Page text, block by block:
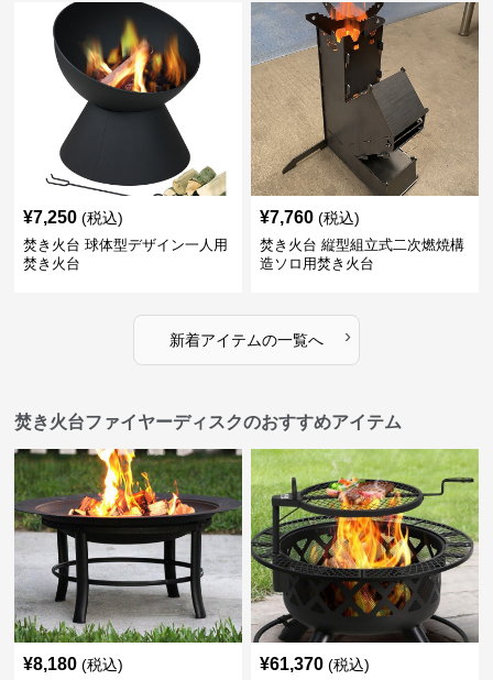
¥7,250 (税込)
焚き火台 球体型デザイン一人用
焚き火台
¥7,760 (税込)
焚き火台 縦型組立式二次燃焼構
造ソロ用焚き火台
新着アイテムの一覧へ ›
焚き火台ファイヤーディスクのおすすめアイテム
¥8,180 (税込) ¥61,370 (税込)